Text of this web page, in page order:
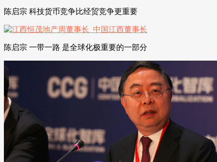
陈启宗 科技货币竞争比经贸竞争更重要
陈启宗 一带一路 是全球化极重要的一部分